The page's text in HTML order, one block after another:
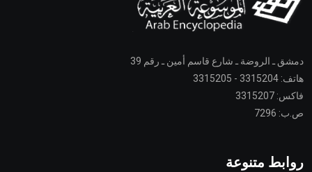
دمشق ـ الروضة ـ شارع قاسم أمين ـ رقم 39
هاتف: 3315204 - 3315205
فاكس: 3315207
ص.ب: 7296
روابط متنوعة